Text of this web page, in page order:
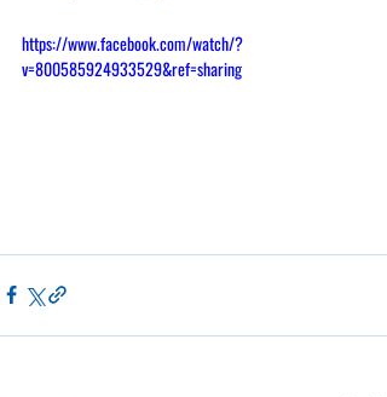
https://www.facebook.com/watch/?
v=800585924933529&ref=sharing